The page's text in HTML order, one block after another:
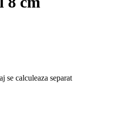
se calculeaza separat